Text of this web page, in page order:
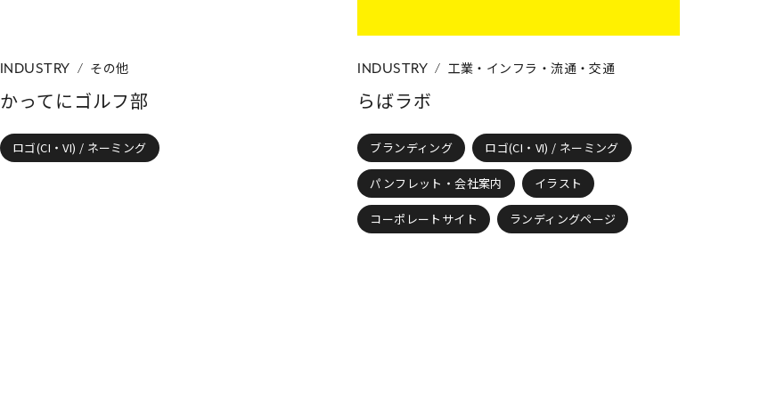
INDUSTRY その他
かってにゴルフ部
ロゴ(CI・VI) / ネーミング
INDUSTRY 工業・インフラ・流通・交通
らばラボ
ブランディング ロゴ(CI・VI) / ネーミング
パンフレット・会社案内 イラスト
コーポレートサイト ランディングページ